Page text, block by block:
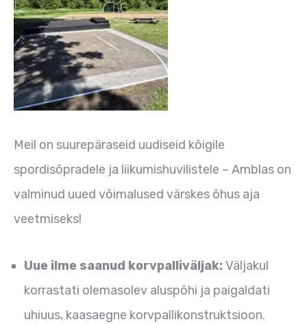
Meil on suurepäraseid uudiseid kõigile
spordisõpradele ja liikumishuvilistele – Amblas on
valminud uued võimalused värskes õhus aja
veetmiseks!
Uue ilme saanud korvpalliväljak: Väljakul
korrastati olemasolev aluspõhi ja paigaldati
uhiuus, kaasaegne korvpallikonstruktsioon.